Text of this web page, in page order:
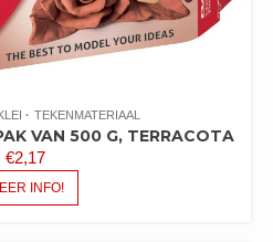
TEKENMATERIAAL
VAN 500 G, TERRACOTA
€2,17
INFO!